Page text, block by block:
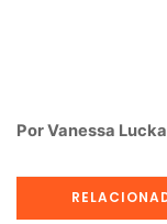
Por Vanessa